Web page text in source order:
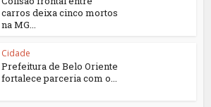
carros deixa cinco mortos
na MG...
Cidade
Prefeitura de Belo Oriente
fortalece parceria com o...